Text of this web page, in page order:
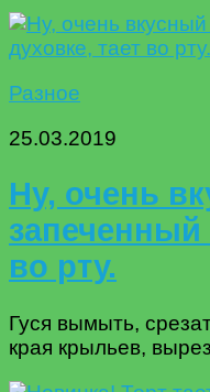
Разное
25.03.2019
Ну, очень
запеченный
во рту.
Гуся вымыть,
края крыльев,